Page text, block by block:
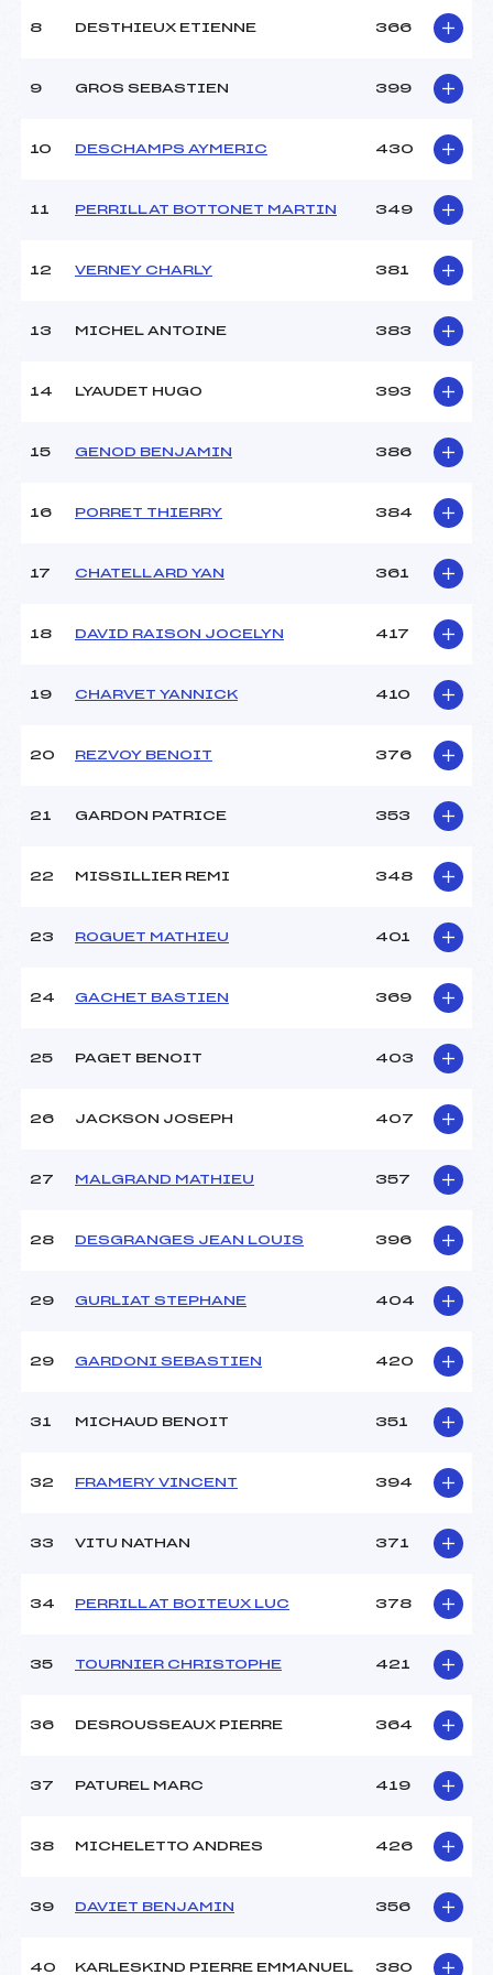
8 DESTHIEUX ETIENNE 366
9 GROS SEBASTIEN 399
10 DESCHAMPS AYMERIC 430
11 PERRILLAT BOTTONET MARTIN 349
12 VERNEY CHARLY 381
13 MICHEL ANTOINE 383
14 LYAUDET HUGO 393
15 GENOD BENJAMIN 386
16 PORRET THIERRY 384
17 CHATELLARD YAN 361
18 DAVID RAISON JOCELYN 417
19 CHARVET YANNICK 410
20 REZVOY BENOIT 376
21 GARDON PATRICE 353
22 MISSILLIER REMI 348
23 ROGUET MATHIEU 401
24 GACHET BASTIEN 369
25 PAGET BENOIT 403
26 JACKSON JOSEPH 407
27 MALGRAND MATHIEU 357
28 DESGRANGES JEAN LOUIS 396
29 GURLIAT STEPHANE 404
29 GARDONI SEBASTIEN 420
31 MICHAUD BENOIT 351
32 FRAMERY VINCENT 394
33 VITU NATHAN 371
34 PERRILLAT BOITEUX LUC 378
35 TOURNIER CHRISTOPHE 421
36 DESROUSSEAUX PIERRE 364
37 PATUREL MARC 419
38 MICHELETTO ANDRES 426
39 DAVIET BENJAMIN 356
40 KARLESKIND PIERRE EMMANUEL 380